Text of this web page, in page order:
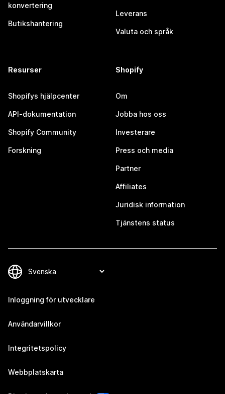
konvertering
Butikshantering
Leverans
Valuta och språk
Resurser
Shopifys hjälpcenter
API-dokumentation
Shopify Community
Forskning
Shopify
Om
Jobba hos oss
Investerare
Press och media
Partner
Affiliates
Juridisk information
Tjänstens status
Inloggning för utvecklare
Användarvillkor
Integritetspolicy
Webbplatskarta